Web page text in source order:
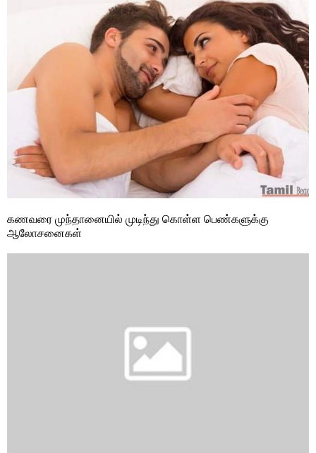
க‌ணவரை முந்தானையில் முடிந்து கொள்ள‍ பெண்களுக்கு
ஆலோசனைகள்